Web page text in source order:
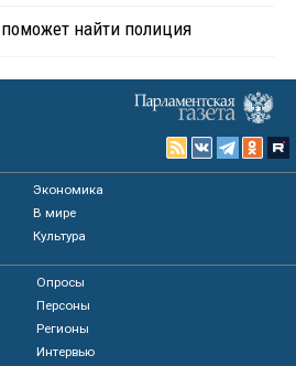
найти полиция
Экономика
В мире
Культура
Опросы
Персоны
Регионы
Интервью